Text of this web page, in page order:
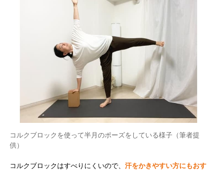
コルクブロックを使って半月のポーズをしている様子（筆者提
供）
コルクブロックはすべりにくいので、 汗をかきやすい方にもおす